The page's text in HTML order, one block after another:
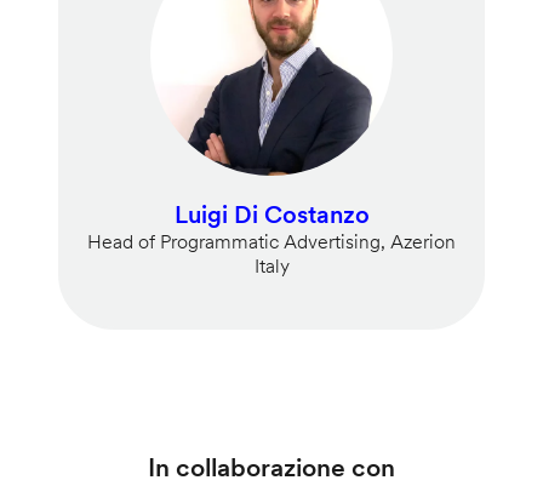
Luigi Di Costanzo
Head of Programmatic Advertising, Azerion
Italy
In collaborazione con